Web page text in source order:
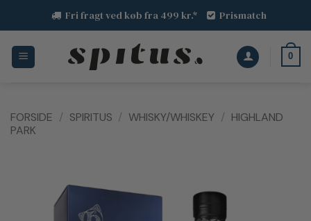
indhold
Fri fragt ved køb fra 499 kr.* Prismatch
0
FORSIDE / SPIRITUS / WHISKY/WHISKEY / HIGHLAND
PARK